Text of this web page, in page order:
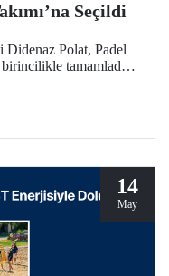
Seçildi
Polat, Padel
tamamladığı
14
May